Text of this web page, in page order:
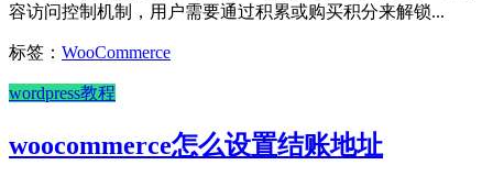
容访问控制机制，用户需要通过积累或购买积分来解锁...
标签： WooCommerce
wordpress教程
woocommerce怎么设置结账地址